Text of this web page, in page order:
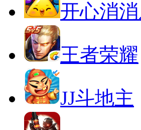
开心消
王者荣耀
JJ斗地主